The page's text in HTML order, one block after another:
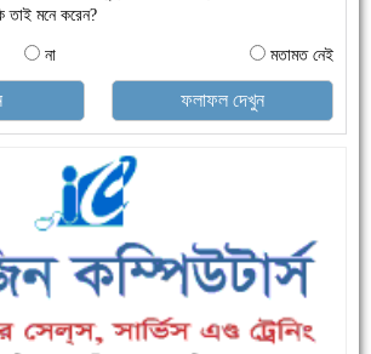
৫৫%, মৃত্যু ৪৬%
ধীরগতি জনদুর্ভোগ চরমে
তাই মনে করেন?
না মতামত নেই
ফলাফল দেখুন